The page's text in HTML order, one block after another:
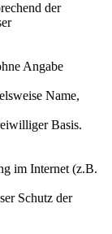
der
Angabe
Name,
Basis.
im Internet (z.B.
Schutz der